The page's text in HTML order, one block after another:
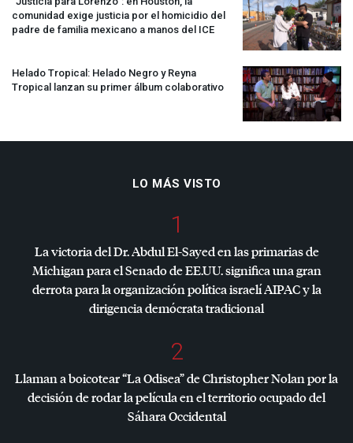
comunidad exige justicia por el homicidio del
padre de familia mexicano a manos del ICE
Helado Tropical: Helado Negro y Reyna
Tropical lanzan su primer álbum colaborativo
LO MÁS VISTO
1
La victoria del Dr. Abdul El-Sayed en las primarias de
Michigan para el Senado de EE.UU. significa una gran
derrota para la organización política israelíAIPACy la
dirigencia demócrata tradicional
2
Llaman a boicotear “La Odisea” de Christopher Nolan por la
decisión de rodar la película en el territorio ocupado del
Sáhara Occidental